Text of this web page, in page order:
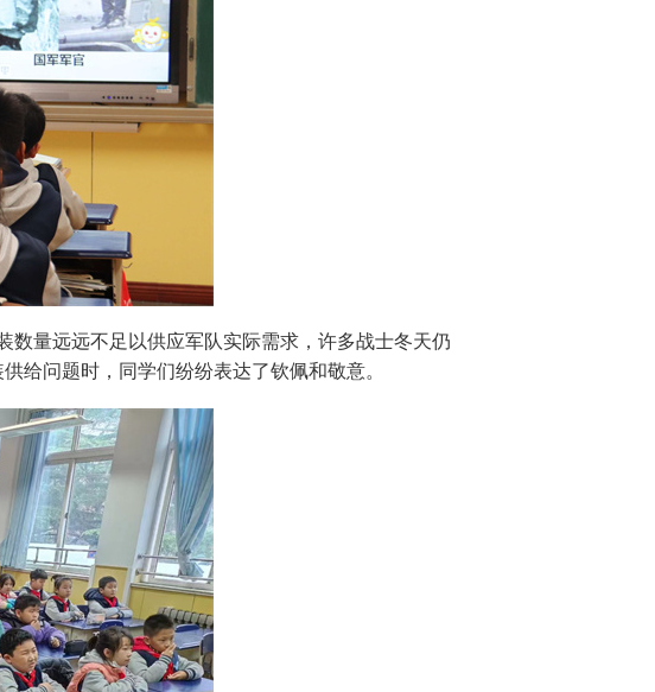
量远远不足以供应军队实际需求，许多战士冬天仍
给问题时，同学们纷纷表达了钦佩和敬意。